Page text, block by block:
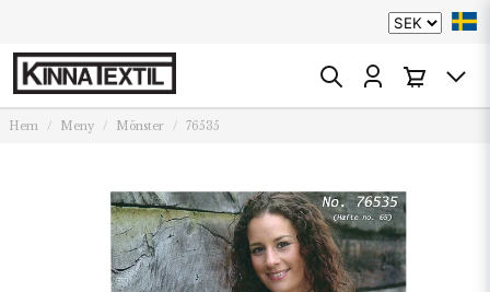
Hem Meny Mönster 76535